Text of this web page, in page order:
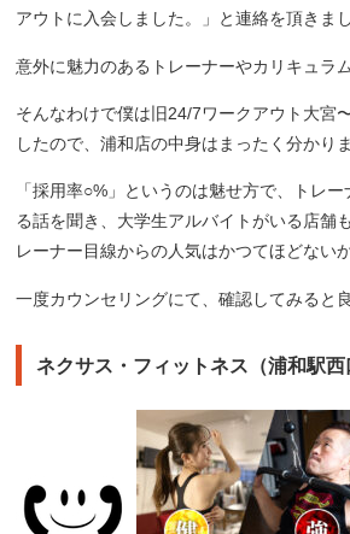
アウトに入会しました。」と連絡を頂きまし
意外に魅力のあるトレーナーやカリキュラ
そんなわけで僕は旧24/7ワークアウト大宮
したので、浦和店の中身はまったく分かり
「採用率○%」というのは魅せ方で、トレ
る話を聞き、大学生アルバイトがいる店舗
レーナー目線からの人気はかつてほどない
一度カウンセリングにて、確認してみると
ネクサス・フィットネス（浦和駅西